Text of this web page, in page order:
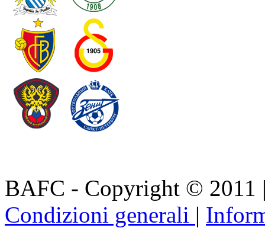
BAFC - Copyright © 2011
Condizioni generali |